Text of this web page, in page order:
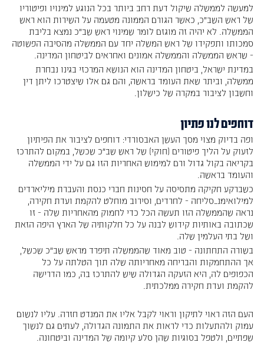
למעשה לממשלה שיקול דעת רחב ביותר בכל הנוגע למינויו ופיטוריו
של ראש השב”כ, כאשר הגורם הממונה מטעמה על השירות הוא ראש
הממשלה. לא יהיה זה מוגזם לומר שמינוי ראש שב”כ נמצא בליבת
סמכותו ותפקידו של ראש המשלה יחד עם הממשלה מהסיבה הפשוטה
- שראש הממשלה והממשלה אמונים ואחראים לביטחון המדינה.
במדינת ישראל, ביטחון המדינה הוא הנושא המרכזי בגינו נבחרת
ממשלה, וביתר שאת העומד בראשה, והם גם אלו שיצטרכו ליתן דין
וחשבון לציבור במקרה של כישלון.
דוחפים לנו פתיון
ופה בדיוק מצוי מסך העשן האבסורדי: דוחפים לציבור את הפיתיון
לזעוק על הליך פיטורים (חוקי) של ראש שב"כ שכשל, במקום להתרכז
בקריאה בקול גדול ורם למימוש האחריות הזו גם על ידי הממשלה
והעומד בראשה.
כשברקע חקיקה מתסיסה על חסינות חברי כנסת והעברת מיליארדים
למילואימנ…סליחה - לחרדים, וסירוב מוחלט להקמת ועדת חקירה,
נראה שהממשלה הזו תעשה הכל כדי לחמוק מהאחריות שלה - זו
שכתובה באותיות קידוש לבנה על כל חלקותיה של הארץ היפה הזאת
ושל בתי העלמין שלה.
בשורה התחתונה - טוב מאוד שהממשלה תיפרד מראש שב"כ שכשל,
אך ההתחמקות והבריחה מאחריותה שלה תוך הטלתה על כל
הכפופים לה, היא הזעקה הגדולה שיש להתרכז בה, כמו הדרישה
להקמת ועדת חקירה ממלכתית.
העם הזה ראוי לתיקון וראוי לקבל אליו את המנדט חזרה. עליו לנשום
עמוק ולהתעלות כדי לראות את התמונה הגדולה, לעתים גם לנשוך
שפתיים, ולטפל בסוגיות שהן סלע קיומה של המדינה וביטחונה.